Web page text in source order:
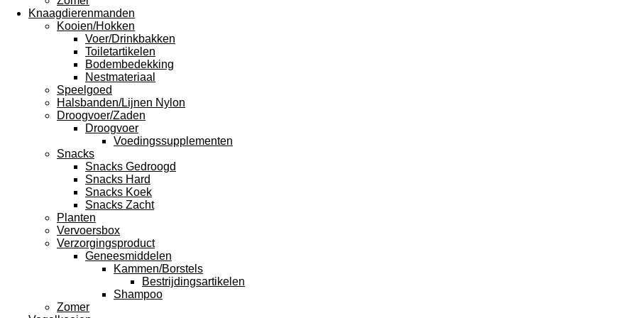
Knaagdierenmanden
Kooien/Hokken
Voer/Drinkbakken
Toiletartikelen
Bodembedekking
Nestmateriaal
Speelgoed
Halsbanden/Lijnen Nylon
Droogvoer/Zaden
Droogvoer
Voedingssupplementen
Snacks
Snacks Gedroogd
Snacks Hard
Snacks Koek
Snacks Zacht
Planten
Vervoersbox
Verzorgingsproduct
Geneesmiddelen
Kammen/Borstels
Bestrijdingsartikelen
Shampoo
Zomer